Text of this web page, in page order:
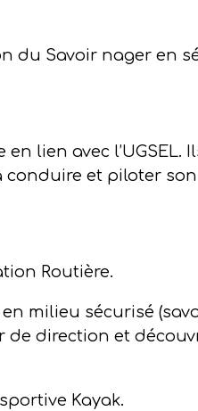
du Savoir nager en
lien avec l’UGSEL.
et piloter son
Routière.
milieu sécurisé
direction et
Kayak.